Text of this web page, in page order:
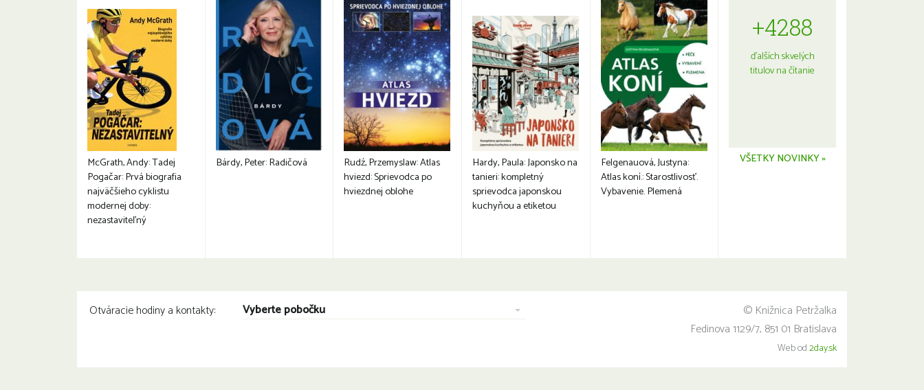
McGrath, Andy: Tadej
Pogačar: Prvá biografia
najväčšieho cyklistu
modernej doby:
nezastaviteľný
Bárdy, Peter: Radičová
Rudź, Przemyslaw: Atlas
hviezd: Sprievodca po
hviezdnej oblohe
Hardy, Paula: Japonsko na
tanieri: kompletný
sprievodca japonskou
kuchyňou a etiketou
Felgenauová, Justyna:
Atlas koní.: Starostlivosť.
Vybavenie. Plemená
+4288
ďalších skvelých
titulov na čítanie
VŠETKY NOVINKY »
Otváracie hodiny a kontakty: Vyberte pobočku
© Knižnica Petržalka
Fedinova 1129/7, 851 01 Bratislava
Web od2day.sk